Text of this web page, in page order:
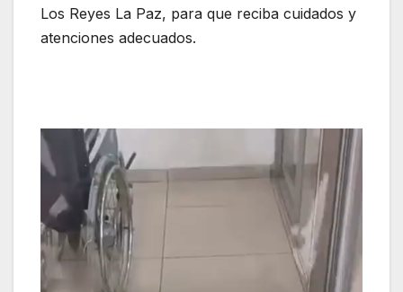
Los Reyes La Paz, para que reciba cuidados y
atenciones adecuados.
Reproductor
de